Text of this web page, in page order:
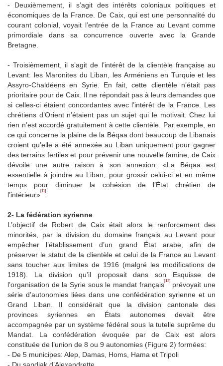
- Deuxièmement, il s’agit des intérêts coloniaux politiques et
économiques de la France. De Caix, qui est une personnalité du
courant colonial, voyait l’entrée de la France au Levant comme
primordiale dans sa concurrence ouverte avec la Grande
Bretagne.
- Troisièmement, il s’agit de l’intérêt de la clientèle française au
Levant: les Maronites du Liban, les Arméniens en Turquie et les
Assyro-Chaldéens en Syrie. En fait, cette clientèle n’était pas
prioritaire pour de Caix. Il ne répondait pas à leurs demandes que
si celles-ci étaient concordantes avec l’intérêt de la France. Les
chrétiens d’Orient n’étaient pas un sujet qui le motivait. Chez lui
rien n’est accordé gratuitement à cette clientèle. Par exemple, en
ce qui concerne la plaine de la Béqaa dont beaucoup de Libanais
croient qu’elle a été annexée au Liban uniquement pour gagner
des terrains fertiles et pour prévenir une nouvelle famine, de Caix
dévoile une autre raison à son annexion: «La Béqaa est
essentielle à joindre au Liban, pour grossir celui-ci et en même
temps pour diminuer la cohésion de l’État chrétien de
l’intérieur»[11]
2- La fédération syrienne
L’objectif de Robert de Caix était alors le renforcement des
minorités, par la division du domaine français au Levant pour
empêcher l’établissement d’un grand État arabe, afin de
préserver le statut de la clientèle et celui de la France au Levant
sans toucher aux limites de 1916 (malgré les modifications de
1918). La division qu’il proposait dans son Esquisse de
l’organisation de la Syrie sous le mandat français[12]prévoyait une
série d’autonomies liées dans une confédération syrienne et un
Grand Liban. Il considérait que la division cantonale des
provinces syriennes en États autonomes devait être
accompagnée par un système fédéral sous la tutelle suprême du
Mandat. La confédération évoquée par de Caix est alors
constituée de l’union de 8 ou 9 autonomies (Figure 2) formées:
- De 5 municipes: Alep, Damas, Homs, Hama et Tripoli
- Du sandjak d’Alexandrette